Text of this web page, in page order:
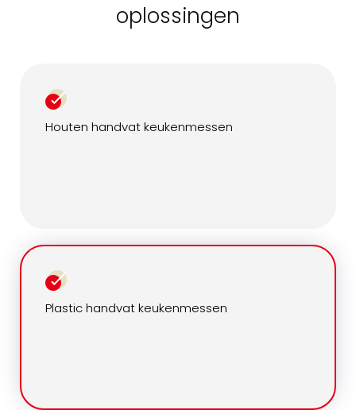
oplossingen
Houten handvat keukenmessen
Plastic handvat keukenmessen